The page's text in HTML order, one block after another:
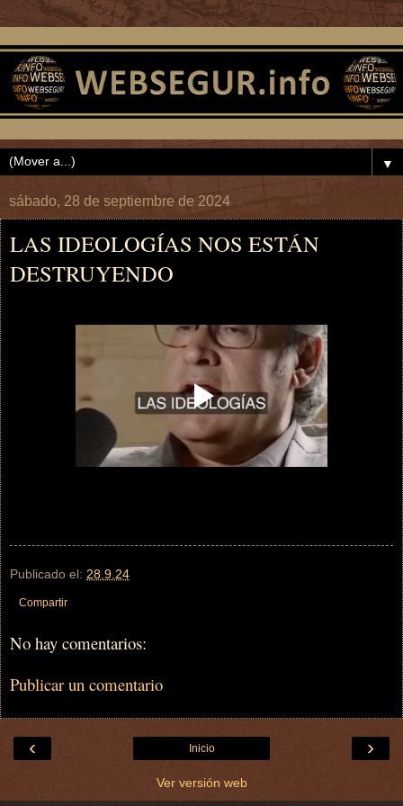
▼
sábado, 28 de septiembre de 2024
LAS IDEOLOGÍAS NOS ESTÁN
DESTRUYENDO
Publicado el: 28.9.24
Compartir
No hay comentarios:
Publicar un comentario
‹ ›
Inicio
Ver versión web